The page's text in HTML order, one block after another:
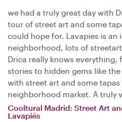
we had a truly great day with
tour of street art and some
could hope for. Lavapies is an
neighborhood, lots of
Drica really knows everything,
stories to hidden gems like
with street art and some
neighborhood market. A truly
Cooltural Madrid: Street Art
Lavapiés